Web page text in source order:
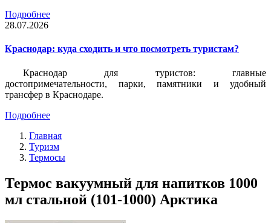
Подробнее
28.07.2026
Краснодар: куда сходить и что посмотреть туристам?
Краснодар для туристов: главные
достопримечательности, парки, памятники и удобный
трансфер в Краснодаре.
Подробнее
Главная
Туризм
Термосы
Термос вакуумный для напитков 1000
мл стальной (101-1000) Арктика